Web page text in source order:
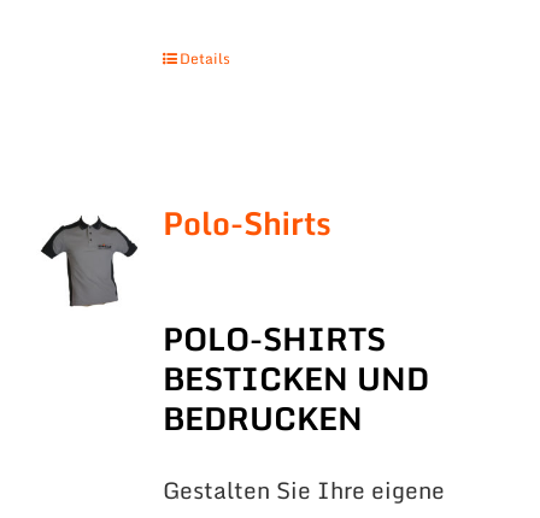
Details
Polo-Shirts
POLO-SHIRTS
BESTICKEN UND
BEDRUCKEN
Gestalten Sie Ihre eigene